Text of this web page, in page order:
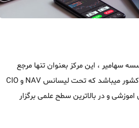
، این مرکز بعنوان تنها مرجع
در کشور میباشد که تحت لیسانس NAV و CIO
و در بالاترین سطح علمی برگزار